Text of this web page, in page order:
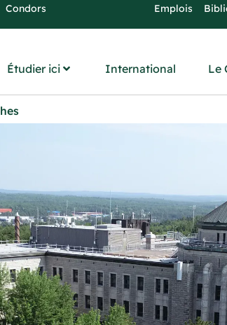
Condors Emplois
Étudier ici International Le